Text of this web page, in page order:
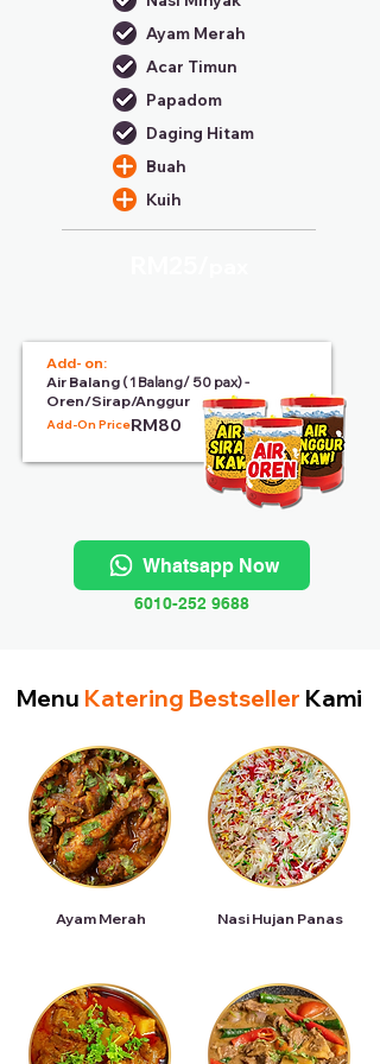
Ayam Merah
Acar Timun
Papadom
Daging Hitam
Buah
Kuih
Add- on:
Air Balang ( 1 Balang/ 50 pax) -
Oren/Sirap/Anggur
Add-On Price:RM80
Whatsapp Now
6010-252 9688
Menu Katering Bestseller Kami
Ayam Merah Nasi Hujan Panas